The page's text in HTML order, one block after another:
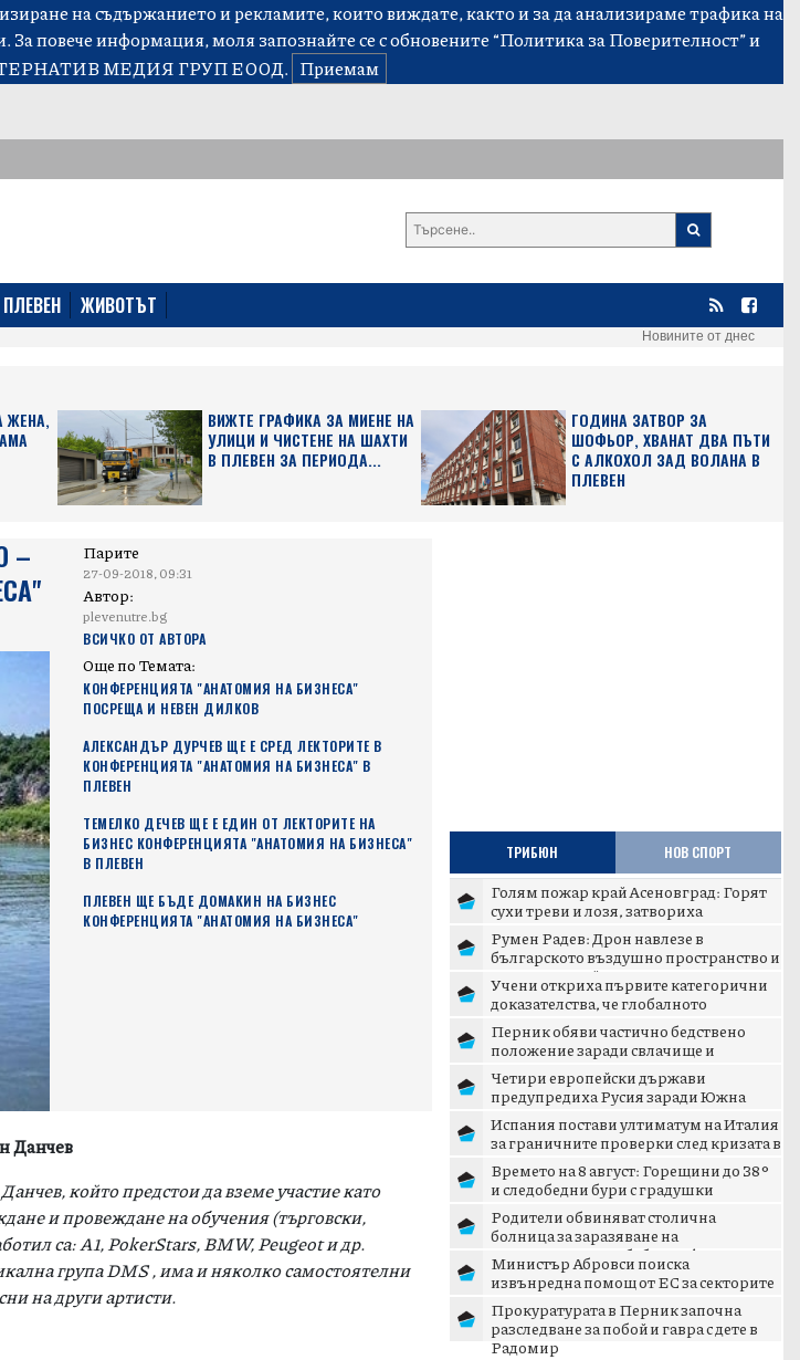
на съдържанието и рекламите, които виждате, както и за да анализираме трафика на
За повече информация, моля запознайте се с обновените“Политика за Поверителност”и
МЕДИЯ ГРУП ЕООД. Приемам
ПЛЕВЕН ЖИВОТЪТ
Новините от днес
ЖЕНА,
ВИЖТЕ ГРАФИКА ЗА МИЕНЕ НА
УЛИЦИ И ЧИСТЕНЕ НА ШАХТИ
В ПЛЕВЕН ЗА ПЕРИОДА...
ГОДИНА ЗАТВОР ЗА
ШОФЬОР, ХВАНАТ ДВА ПЪТИ
С АЛКОХОЛ ЗАД ВОЛАНА В
ПЛЕВЕН
–
Парите
27-09-2018, 09:31
Автор:
plevenutre.bg
ВСИЧКО ОТ АВТОРА
Още по Темата:
КОНФЕРЕНЦИЯТА "АНАТОМИЯ НА БИЗНЕСА"
ПОСРЕЩА И НЕВЕН ДИЛКОВ
АЛЕКСАНДЪР ДУРЧЕВ ЩЕ Е СРЕД ЛЕКТОРИТЕ В
КОНФЕРЕНЦИЯТА "АНАТОМИЯ НА БИЗНЕСА" В
ПЛЕВЕН
ТЕМЕЛКО ДЕЧЕВ ЩЕ Е ЕДИН ОТ ЛЕКТОРИТЕ НА
БИЗНЕС КОНФЕРЕНЦИЯТА "АНАТОМИЯ НА БИЗНЕСА"
В ПЛЕВЕН
ПЛЕВЕН ЩЕ БЪДЕ ДОМАКИН НА БИЗНЕС
КОНФЕРЕНЦИЯТА "АНАТОМИЯ НА БИЗНЕСА"
Данчев
който предстои да вземе участие като
и провеждане на обучения (търговски,
са: A1, PokerStars, BMW, Peugeotи др.
групаDMS ,има и няколко самостоятелни
на други артисти.
ТРИБЮН НОВ СПОРТ
Голям пожар край Асеновград: Горят
сухи треви и лозя, затвориха
околовръстния път
Румен Радев: Дрон навлезе в
българското въздушно пространство и
се взриви край границата с...
Учени откриха първите категорични
доказателства, че глобалното
затопляне се ускорява
Перник обяви частично бедствено
положение заради свлачище и
пропаднал път
Четири европейски държави
предупредиха Русия заради Южна
Осетия
Испания постави ултиматум на Италия
за граничните проверки след кризата в
Сеута
Времето на 8 август: Горещини до 38°
и следобедни бури с градушки
Родители обвиняват столична
болница за заразяване на
новороденото им бебе с инфекция
Министър Абровси поиска
извънредна помощ от ЕС за секторите
млекопроизводство и свиневъдст...
Прокуратурата в Перник започна
разследване за побой и гавра с дете в
Радомир